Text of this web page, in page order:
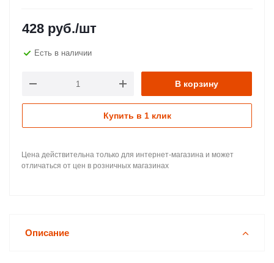
428 руб./шт
Есть в наличии
В корзину
Купить в 1 клик
Цена действительна только для интернет-магазина и может
отличаться от цен в розничных магазинах
Описание